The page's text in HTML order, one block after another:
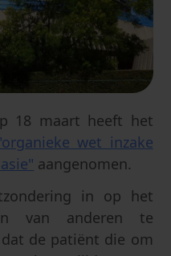
18 maart heeft het
wet inzake
aangenomen.
in op het
van anderen te
de patiënt die om